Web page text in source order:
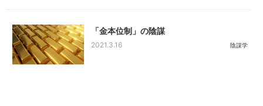
「金本位制」の陰謀
2021.3.16 陰謀学